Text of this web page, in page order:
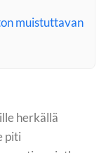
muistuttavan
herkällä
piti